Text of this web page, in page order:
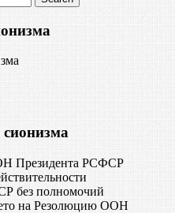
Президента РСФСР
без полномочий
на Резолюцию ООН